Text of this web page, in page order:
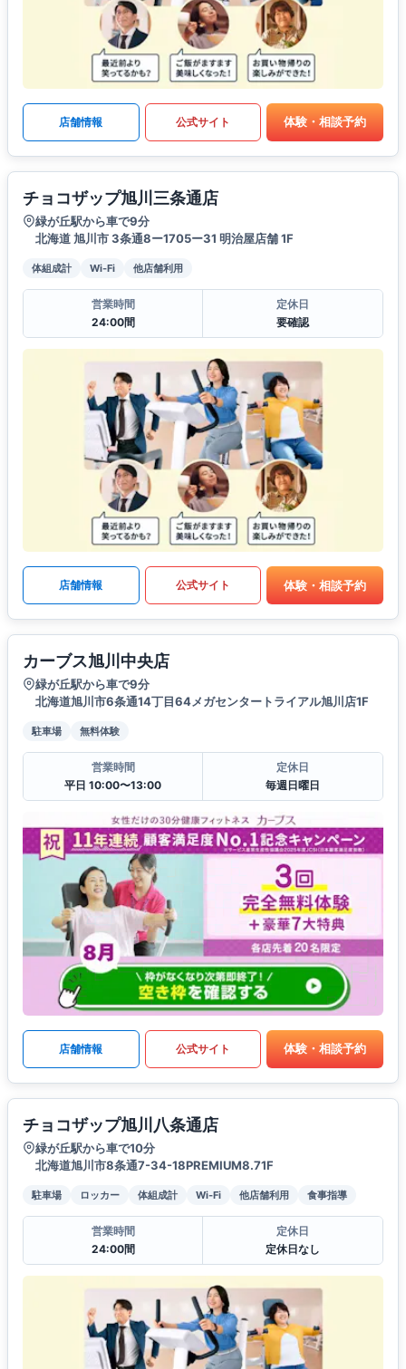
店舗情報 公式サイト 体験・相談予約
チョコザップ旭川三条通店
緑が丘駅から車で9分
北海道 旭川市 3条通8ー1705ー31 明治屋店舗 1F
体組成計 Wi-Fi 他店舗利用
営業時間
24:00間
定休日
要確認
店舗情報 公式サイト 体験・相談予約
カーブス旭川中央店
緑が丘駅から車で9分
北海道旭川市6条通14丁目64メガセンタートライアル旭川店1F
駐車場 無料体験
営業時間
平日 10:00〜13:00
定休日
毎週日曜日
店舗情報 公式サイト 体験・相談予約
チョコザップ旭川八条通店
緑が丘駅から車で10分
北海道旭川市8条通7-34-18PREMIUM8.71F
駐車場 ロッカー 体組成計 Wi-Fi 他店舗利用 食事指導
営業時間
24:00間
定休日
定休日なし